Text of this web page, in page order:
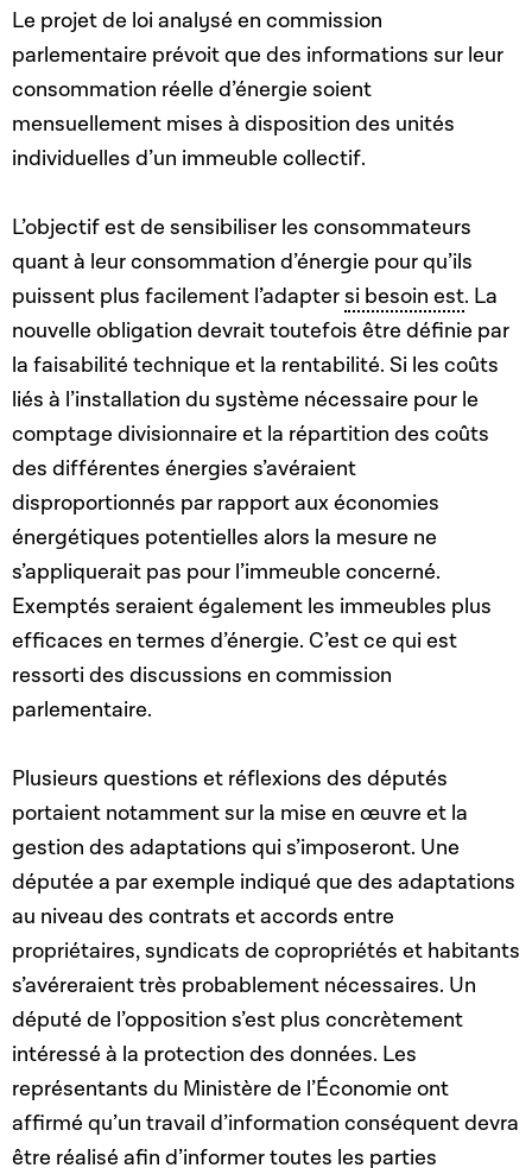
Le projet de loi analysé en commission
parlementaire prévoit que des informations sur leur
consommation réelle d’énergie soient
mensuellement mises à disposition des unités
individuelles d’un immeuble collectif.
L’objectif est de sensibiliser les consommateurs
quant à leur consommation d’énergie pour qu’ils
puissent plus facilement l’adaptersi besoin est. La
nouvelle obligation devrait toutefois être définie par
la faisabilité technique et la rentabilité. Si les coûts
liés à l’installation du système nécessaire pour le
comptage divisionnaire et la répartition des coûts
des différentes énergies s’avéraient
disproportionnés par rapport aux économies
énergétiques potentielles alors la mesure ne
s’appliquerait pas pour l’immeuble concerné.
Exemptés seraient également les immeubles plus
efficaces en termes d’énergie. C’est ce qui est
ressorti des discussions en commission
parlementaire.
Plusieurs questions et réflexions des députés
portaient notamment sur la mise en œuvre et la
gestion des adaptations qui s’imposeront. Une
députée a par exemple indiqué que des adaptations
au niveau des contrats et accords entre
propriétaires, syndicats de copropriétés et habitants
s’avéreraient très probablement nécessaires. Un
député de l’opposition s’est plus concrètement
intéressé à la protection des données. Les
représentants du Ministère de l’Économie ont
affirmé qu’un travail d’information conséquent devra
être réalisé afin d’informer toutes les parties